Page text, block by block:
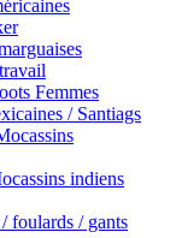
Femmes
/ Santiags
indiens
foulards / gants